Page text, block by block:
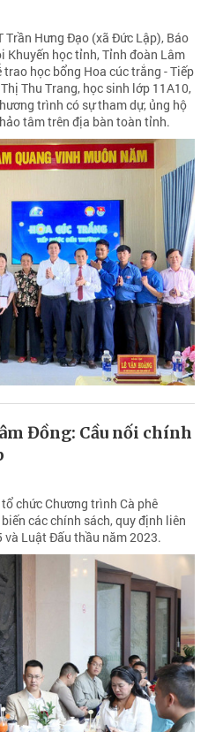
Hưng Đạo (xã Đức Lập), Báo
Khuyến học tỉnh, Tỉnh đoàn Lâm
học bổng Hoa cúc trắng - Tiếp
Thu Trang, học sinh lớp 11A10,
trình có sự tham dự, ủng hộ
tâm trên địa bàn toàn tỉnh.
Đồng: Cầu nối chính
chức Chương trình Cà phê
các chính sách, quy định liên
Luật Đấu thầu năm 2023.